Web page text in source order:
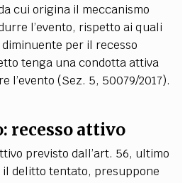
cui origina il meccanismo
l’evento, rispetto ai quali
per il recesso
tenga una condotta attiva
l’evento (Sez. 5, 50079/2017).
recesso attivo
previsto dall’art. 56, ultimo
delitto tentato, presuppone